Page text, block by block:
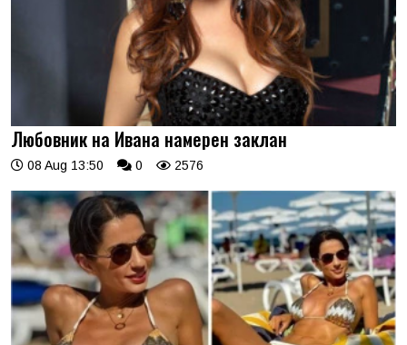
Любовник на Ивана намерен заклан
08 Aug 13:50 0 2576